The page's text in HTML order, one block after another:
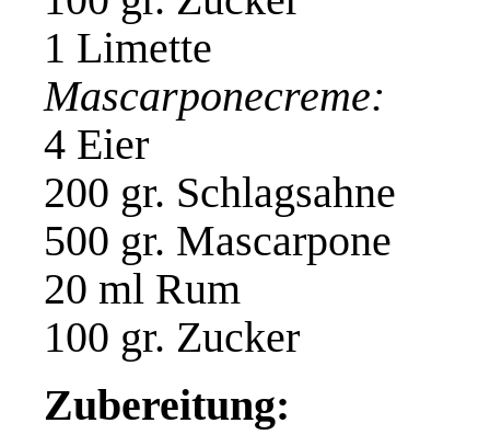
1 Limette
Mascarponecreme:
4 Eier
200 gr. Schlagsahne
500 gr. Mascarpone
20 ml Rum
100 gr. Zucker
Zubereitung: